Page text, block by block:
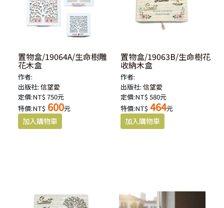
置物盒/19064A/生命樹雕
花木盒
作者:
出版社:信望愛
定價:NT$ 750元
特價:NT$ 600元
置物盒/19063B/生命樹花
收納木盒
作者:
出版社:信望愛
定價:NT$ 580元
特價:NT$ 464元